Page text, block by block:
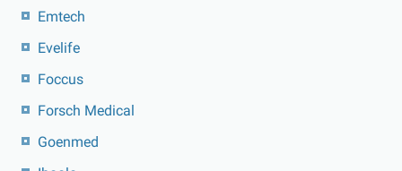
Emtech
Evelife
Foccus
Forsch Medical
Goenmed